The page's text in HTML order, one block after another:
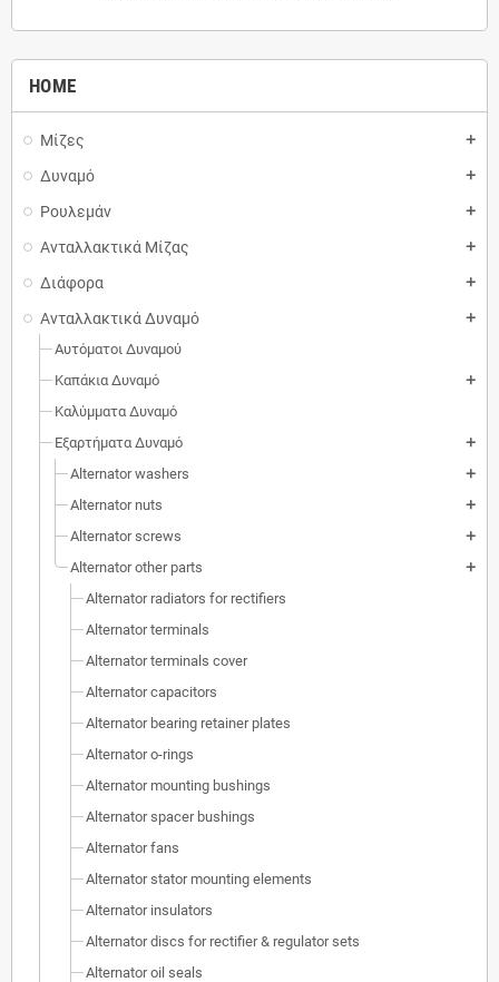
HOME
Μίζες add
Δυναμό add
Ρουλεμάν add
Ανταλλακτικά Μίζας add
Διάφορα add
Ανταλλακτικά Δυναμό add
Αυτόματοι Δυναμού
Καπάκια Δυναμό
add
Καλύμματα Δυναμό
Εξαρτήματα Δυναμό
add
Alternator washers add
Alternator nuts add
Alternator screws add
Alternator other parts add
Alternator radiators for rectifiers
Alternator terminals
Alternator terminals cover
Alternator capacitors
Alternator bearing retainer plates
Alternator o-rings
Alternator mounting bushings
Alternator spacer bushings
Alternator fans
Alternator stator mounting elements
Alternator insulators
Alternator discs for rectifier & regulator sets
Alternator oil seals